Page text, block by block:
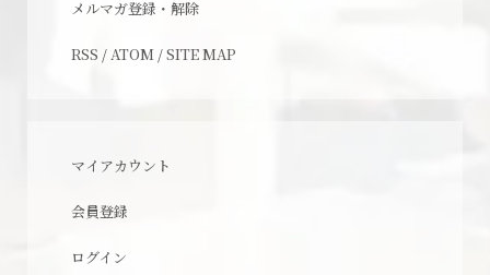
メルマガ登録・解除
RSS / ATOM /SITE MAP
マイアカウント
会員登録
ログイン